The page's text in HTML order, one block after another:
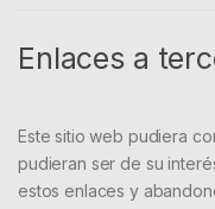
Enlaces a
Este sitio web pudiera
pudieran ser de su
estos enlaces y